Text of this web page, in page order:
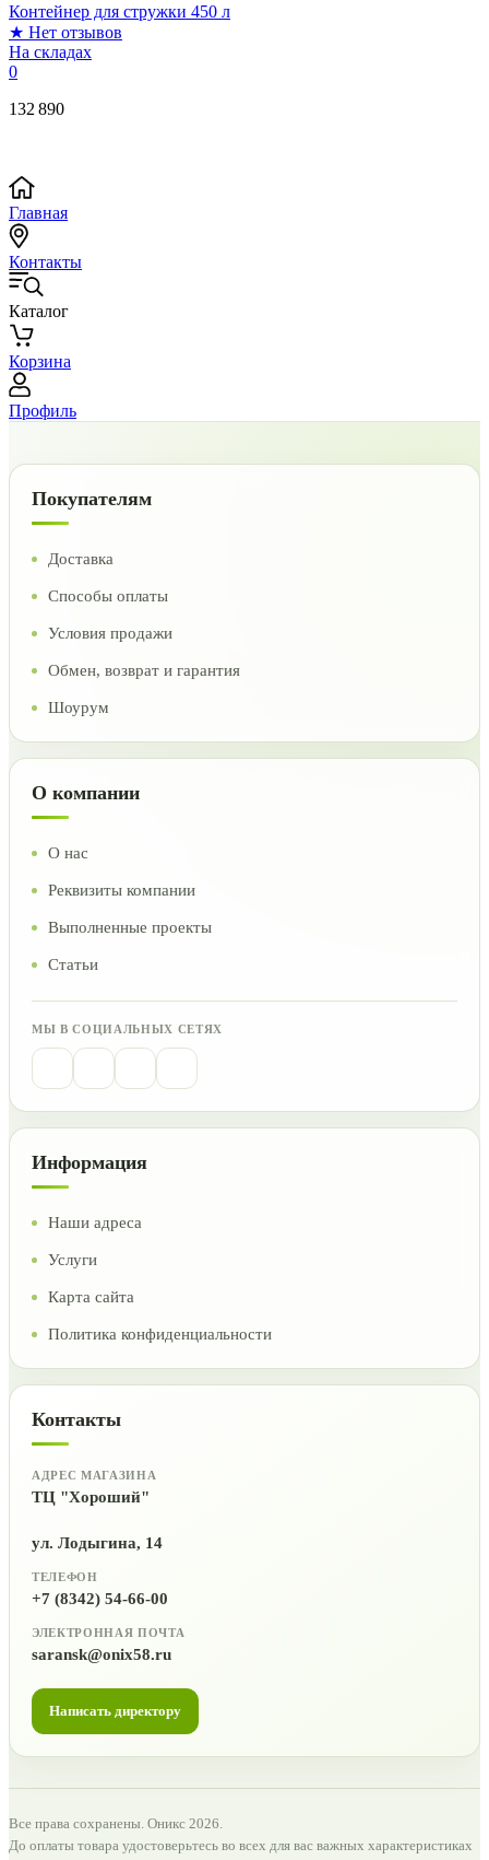
Контейнер для стружки 450 л
★ Нет отзывов
На складах
0
132 890
Главная
Контакты
Каталог
Корзина
Профиль
Покупателям
Доставка
Способы оплаты
Условия продажи
Обмен, возврат и гарантия
Шоурум
О компании
О нас
Реквизиты компании
Выполненные проекты
Статьи
МЫ В СОЦИАЛЬНЫХ СЕТЯХ
Информация
Наши адреса
Услуги
Карта сайта
Политика конфиденциальности
Контакты
АДРЕС МАГАЗИНА
ТЦ "Хороший"
ул. Лодыгина, 14
ТЕЛЕФОН
+7 (8342) 54-66-00
ЭЛЕКТРОННАЯ ПОЧТА
saransk@onix58.ru
Написать директору
Все права сохранены. Оникс 2026.
До оплаты товара удостоверьтесь во всех для вас важных характеристиках